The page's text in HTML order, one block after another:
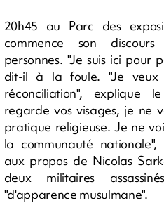
20h45 au Parc des
commence son
personnes. "Je suis ici pour
dit-il à la foule. "Je
réconciliation", explique
regarde vos visages, je ne
pratique religieuse. Je ne
la communauté
aux propos de Nicolas
deux militaires
"d'apparence musulmane".